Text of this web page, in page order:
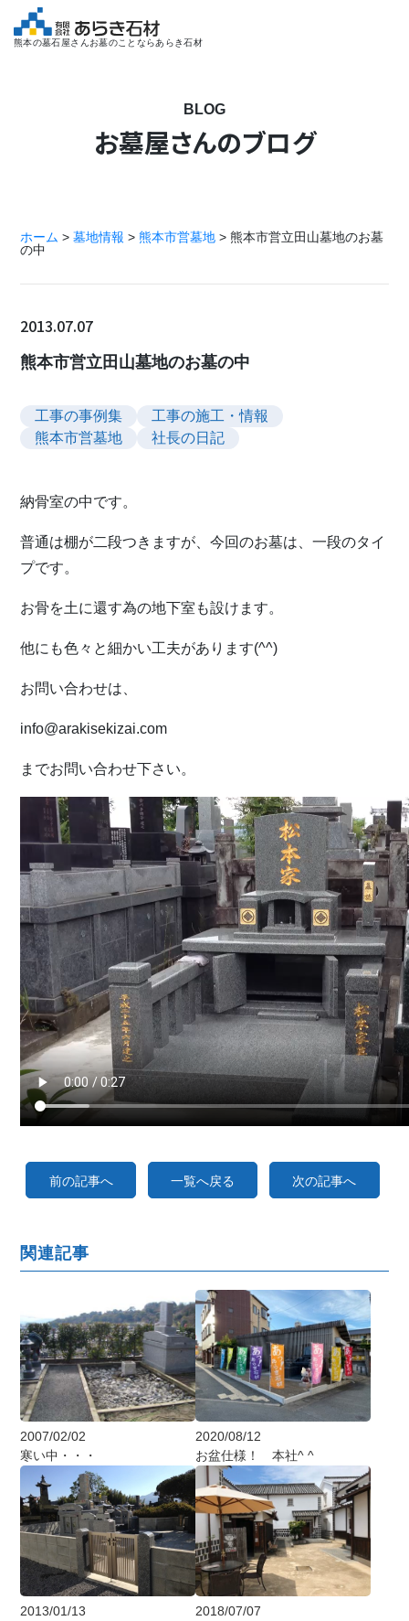
熊本の墓石屋さんお墓のことならあらき石材
BLOG
お墓屋さんのブログ
ホーム >墓地情報 >熊本市営墓地 >熊本市営立田山墓地のお墓
の中
2013.07.07
熊本市営立田山墓地のお墓の中
工事の事例集
工事の施工・情報
熊本市営墓地
社長の日記
納骨室の中です。
普通は棚が二段つきますが、今回のお墓は、一段のタイ
プです。
お骨を土に還す為の地下室も設けます。
他にも色々と細かい工夫があります(^^)
お問い合わせは、
info@arakisekizai.com
までお問い合わせ下さい。
前の記事へ 一覧へ戻る 次の記事へ
関連記事
2007/02/02
寒い中・・・
2020/08/12
お盆仕様！ 本社^ ^
2013/01/13
2018/07/07